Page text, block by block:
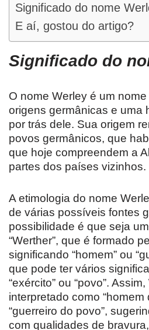
Significado do nome
E aí, gostou do artigo?
Significado do
O nome Werley é um
origens germânicas e uma
por trás dele. Sua origem
povos germânicos, que
que hoje compreendem a
partes dos países vizinhos.
A etimologia do nome
de várias possíveis fontes
possibilidade é que seja
“Werther”, que é formado
significando “homem” ou
que pode ter vários
“exército” ou “povo”.
interpretado como “homem
“guerreiro do povo”,
com qualidades de